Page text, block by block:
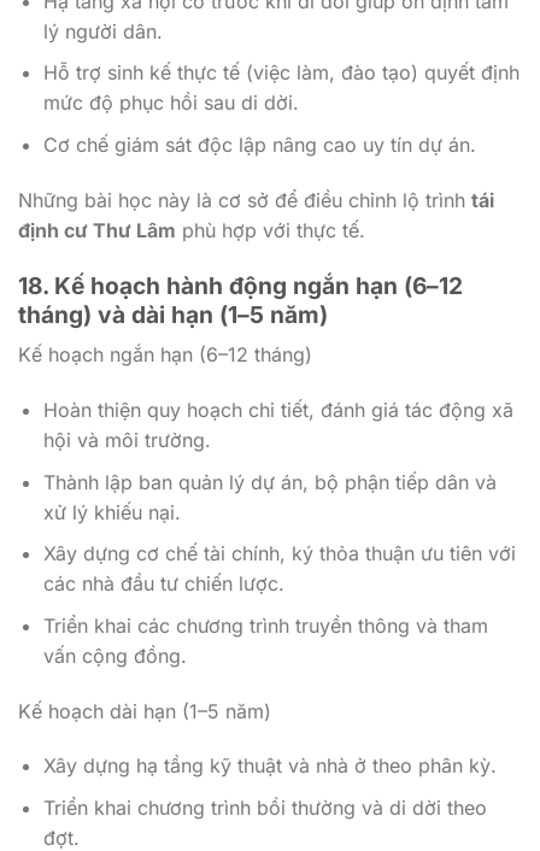
lý người dân.
Hỗ trợ sinh kế thực tế (việc làm, đào tạo) quyết định
mức độ phục hồi sau di dời.
Cơ chế giám sát độc lập nâng cao uy tín dự án.
Những bài học này là cơ sở để điều chỉnh lộ trình tái
định cư Thư Lâm phù hợp với thực tế.
18. Kế hoạch hành động ngắn hạn (6–12
tháng) và dài hạn (1–5 năm)
Kế hoạch ngắn hạn (6–12 tháng)
Hoàn thiện quy hoạch chi tiết, đánh giá tác động xã
hội và môi trường.
Thành lập ban quản lý dự án, bộ phận tiếp dân và
xử lý khiếu nại.
Xây dựng cơ chế tài chính, ký thỏa thuận ưu tiên với
các nhà đầu tư chiến lược.
Triển khai các chương trình truyền thông và tham
vấn cộng đồng.
Kế hoạch dài hạn (1–5 năm)
Xây dựng hạ tầng kỹ thuật và nhà ở theo phân kỳ.
Triển khai chương trình bồi thường và di dời theo
đợt.